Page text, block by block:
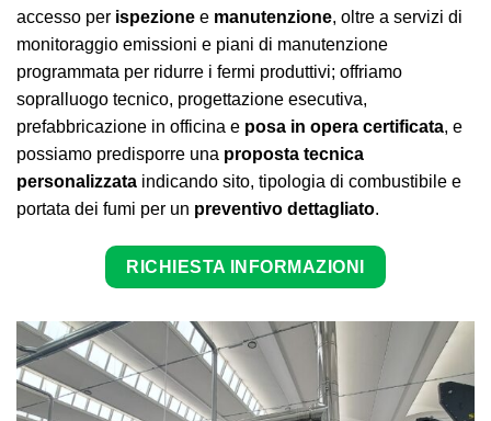
accesso per ispezione e manutenzione, oltre a servizi di
monitoraggio emissioni e piani di manutenzione
programmata per ridurre i fermi produttivi; offriamo
sopralluogo tecnico, progettazione esecutiva,
prefabbricazione in officina e posa in opera certificata, e
possiamo predisporre una proposta tecnica
personalizzata indicando sito, tipologia di combustibile e
portata dei fumi per un preventivo dettagliato.
RICHIESTA INFORMAZIONI